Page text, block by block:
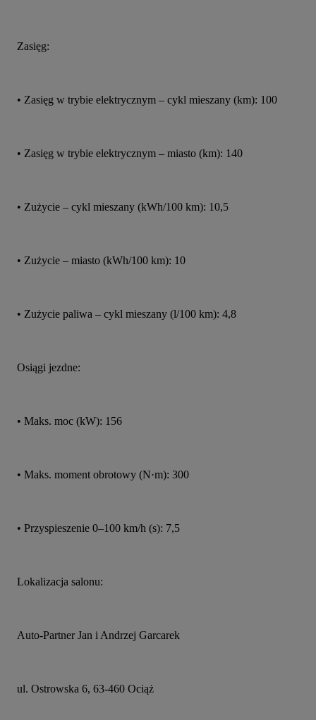
Zasięg:
• Zasięg w trybie elektrycznym – cykl mieszany (km): 100
• Zasięg w trybie elektrycznym – miasto (km): 140
• Zużycie – cykl mieszany (kWh/100 km): 10,5
• Zużycie – miasto (kWh/100 km): 10
• Zużycie paliwa – cykl mieszany (l/100 km): 4,8
Osiągi jezdne:
• Maks. moc (kW): 156
• Maks. moment obrotowy (N·m): 300
• Przyspieszenie 0–100 km/h (s): 7,5
Lokalizacja salonu:
Auto-Partner Jan i Andrzej Garcarek
ul. Ostrowska 6, 63-460 Ociąż